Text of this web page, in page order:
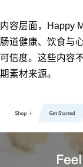
内容层面，Happy
肠道健康、饮食与
可信度。这些内容
期素材来源。